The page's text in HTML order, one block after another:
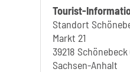
Tourist-
Standort
Markt 21
39218 Schönebeck
Sachsen-Anhalt